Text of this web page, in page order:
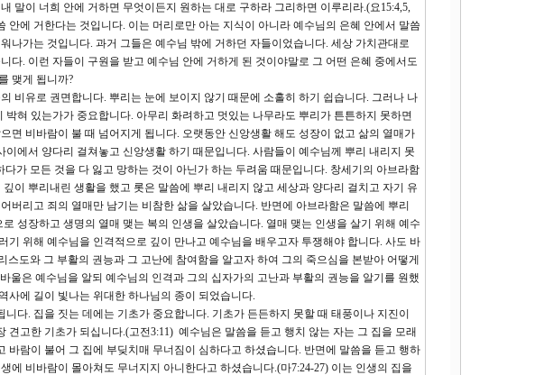
말이 너희 안에 거하면 무엇이든지 원하는 대로 구하라 그리하면 이루리라.(요15:4,5,
안에 거한다는 것입니다. 이는 머리로만 아는 지식이 아니라 예수님의 은혜 안에서 말씀
나가는 것입니다. 과거 그들은 예수님 밖에 거하던 자들이었습니다. 세상 가치관대로
다. 이런 자들이 구원을 받고 예수님 안에 거하게 된 것이야말로 그 어떤 은혜 중에서도
맺게 됩니까?
비유로 권면합니다. 뿌리는 눈에 보이지 않기 때문에 소홀히 하기 쉽습니다. 그러나 나
혀 있는가가 중요합니다. 아무리 화려하고 멋있는 나무라도 뿌리가 튼튼하지 못하면
면 비바람이 불 때 넘어지게 됩니다. 오랫동안 신앙생활 해도 성장이 없고 삶의 열매가
에서 양다리 걸쳐놓고 신앙생활 하기 때문입니다. 사람들이 예수님께 뿌리 내리지 못
가 모든 것을 다 잃고 망하는 것이 아닌가 하는 두려움 때문입니다. 창세기의 아브라함
이 뿌리내린 생활을 했고 롯은 말씀에 뿌리 내리지 않고 세상과 양다리 걸치고 자기 유
버리고 죄의 열매만 남기는 비참한 삶을 살았습니다. 반면에 아브라함은 말씀에 뿌리
성장하고 생명의 열매 맺는 복의 인생을 살았습니다. 열매 맺는 인생을 살기 위해 예수
기 위해 예수님을 인격적으로 깊이 만나고 예수님을 배우고자 투쟁해야 합니다. 사도 바
스도와 그 부활의 권능과 그 고난에 참여함을 알고자 하여 그의 죽으심을 본받아 어떻게
울은 예수님을 알되 예수님의 인격과 그의 십자가의 고난과 부활의 권능을 알기를 원했
사에 길이 빛나는 위대한 하나님의 종이 되었습니다.
다. 집을 짓는 데에는 기초가 중요합니다. 기초가 든든하지 못할 때 태풍이나 지진이
견고한 기초가 되십니다.(고전3:11) 예수님은 말씀을 듣고 행치 않는 자는 그 집을 모래
바람이 불어 그 집에 부딪치매 무너짐이 심하다고 하셨습니다. 반면에 말씀을 듣고 행하
에 비바람이 몰아쳐도 무너지지 아니한다고 하셨습니다.(마7:24-27) 이는 인생의 집을